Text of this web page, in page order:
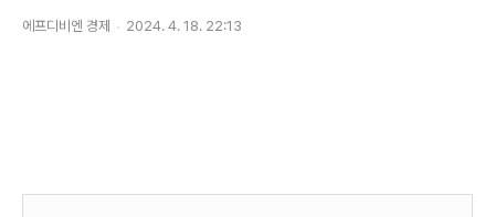
에프디비엔 경제 2024. 4. 18. 22:13